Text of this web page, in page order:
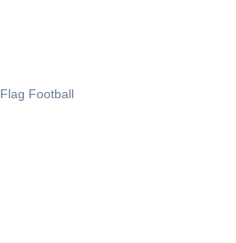
Flag Football